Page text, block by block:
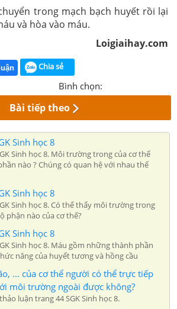
trong mạch bạch huyết rồi lại
và hòa vào máu.
Loigiaihay.com
Chia sẻ
Bình chọn:
Bài tiếp theo
Sinh học 8
Sinh học 8. Môi trường trong của cơ thể
nào ? Chúng có quan hệ với nhau thế
Sinh học 8
Sinh học 8. Có thể thấy môi trường trong
phận nào của cơ thể?
Sinh học 8
Sinh học 8. Máu gồm những thành phần
năng của huyết tương và hồng cầu
... của cơ thể người có thể trực tiếp
môi trường ngoài được không?
luận trang 44 SGK Sinh học 8.